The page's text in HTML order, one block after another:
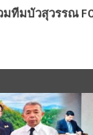
ทีมบัวสุวรรณ